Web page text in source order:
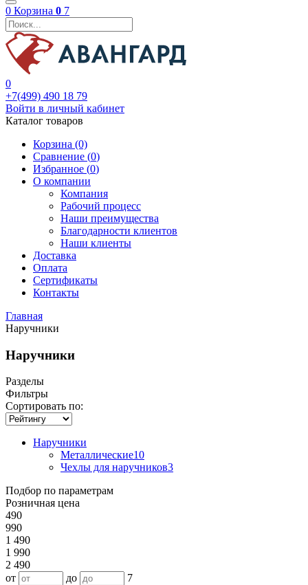
0 Корзина 0 7
0
+7(499) 490 18 79
Войти в личный кабинет
Каталог товаров
Корзина (0)
Сравнение (0)
Избранное (0)
О компании
Компания
Рабочий процесс
Наши преимущества
Благодарности клиентов
Наши клиенты
Доставка
Оплата
Сертификаты
Контакты
Главная
Наручники
Наручники
Разделы
Фильтры
Сортировать по:
Наручники
Металлические10
Чехлы для наручников3
Подбор по параметрам
Розничная цена
490
990
1 490
1 990
2 490
от
до
7